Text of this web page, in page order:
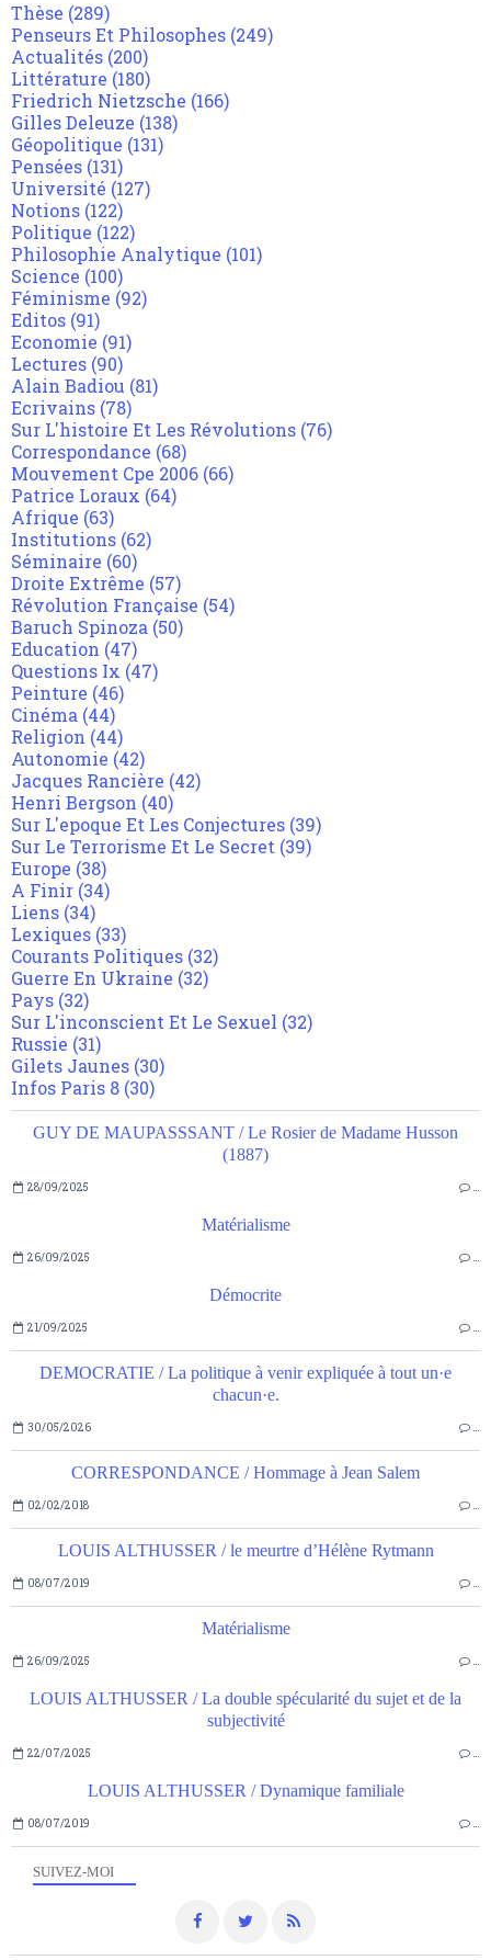
SUIVEZ-MOI
GUY DE MAUPASSSANT / Le Rosier de Madame Husson
(1887)
28/09/2025 …
Matérialisme
26/09/2025 …
Démocrite
21/09/2025 …
DEMOCRATIE / La politique à venir expliquée à tout un·e
chacun·e.
30/05/2026 …
CORRESPONDANCE / Hommage à Jean Salem
02/02/2018 …
LOUIS ALTHUSSER / le meurtre d’Hélène Rytmann
08/07/2019 …
Matérialisme
26/09/2025 …
LOUIS ALTHUSSER / La double spécularité du sujet et de la
subjectivité
22/07/2025 …
LOUIS ALTHUSSER / Dynamique familiale
08/07/2019 …
Thèse (289)
Penseurs Et Philosophes (249)
Actualités (200)
Littérature (180)
Friedrich Nietzsche (166)
Gilles Deleuze (138)
Géopolitique (131)
Pensées (131)
Université (127)
Notions (122)
Politique (122)
Philosophie Analytique (101)
Science (100)
Féminisme (92)
Editos (91)
Economie (91)
Lectures (90)
Alain Badiou (81)
Ecrivains (78)
Sur L'histoire Et Les Révolutions (76)
Correspondance (68)
Mouvement Cpe 2006 (66)
Patrice Loraux (64)
Afrique (63)
Institutions (62)
Séminaire (60)
Droite Extrême (57)
Révolution Française (54)
Baruch Spinoza (50)
Education (47)
Questions Ix (47)
Peinture (46)
Cinéma (44)
Religion (44)
Autonomie (42)
Jacques Rancière (42)
Henri Bergson (40)
Sur L'epoque Et Les Conjectures (39)
Sur Le Terrorisme Et Le Secret (39)
Europe (38)
A Finir (34)
Liens (34)
Lexiques (33)
Courants Politiques (32)
Guerre En Ukraine (32)
Pays (32)
Sur L'inconscient Et Le Sexuel (32)
Russie (31)
Gilets Jaunes (30)
Infos Paris 8 (30)